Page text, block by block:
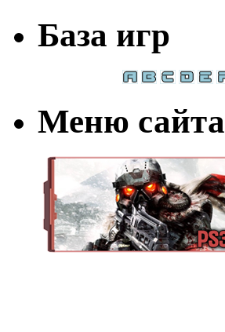
База игр
Меню сайта